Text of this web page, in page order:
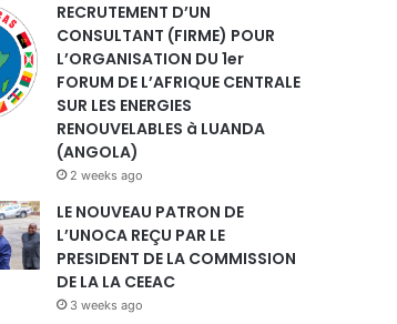
RECRUTEMENT D’UN
CONSULTANT (FIRME) POUR
L’ORGANISATION DU 1er
FORUM DE L’AFRIQUE CENTRALE
SUR LES ENERGIES
RENOUVELABLES à LUANDA
(ANGOLA)
2 weeks ago
LE NOUVEAU PATRON DE
L’UNOCA REÇU PAR LE
PRESIDENT DE LA COMMISSION
DE LA LA CEEAC
3 weeks ago